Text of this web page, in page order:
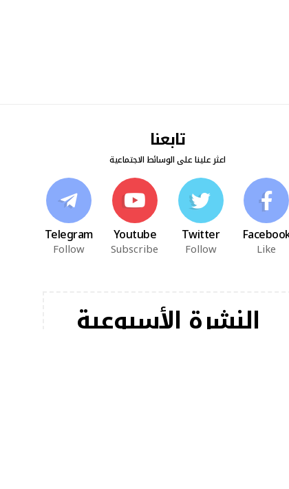
تابعنا
اعثر علينا على الوسائط الاجتماعية
Like
Twitter
Follow
Youtube
Subscribe
Telegram
Follow
النشرة الأسبوعية